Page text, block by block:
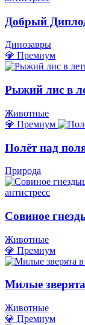
Добрый
Динозавры
💎 Премиум
Рыжий лис в
Животные
💎 Премиум
Полёт над
Природа
Совиное
Животные
💎 Премиум
Милые
Животные
💎 Премиум